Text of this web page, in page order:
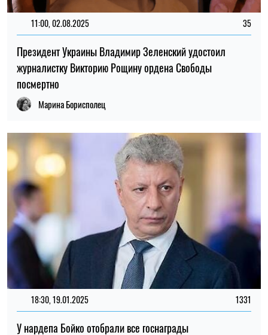
11:00, 02.08.2025 35
Президент Украины Владимир Зеленский удостоил
журналистку Викторию Рощину ордена Свободы
посмертно
Марина Борисполец
18:30, 19.01.2025 1331
У нардепа Бойко отобрали все госнаграды